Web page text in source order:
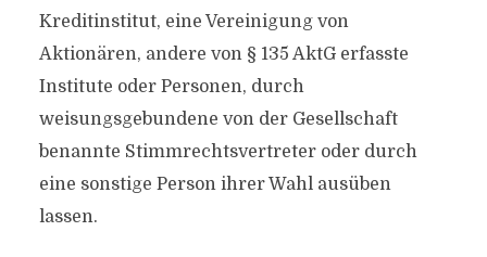
Kreditinstitut, eine Vereinigung von
Aktionären, andere von § 135 AktG erfasste
Institute oder Personen, durch
weisungsgebundene von der Gesellschaft
benannte Stimmrechtsvertreter oder durch
eine sonstige Person ihrer Wahl ausüben
lassen.